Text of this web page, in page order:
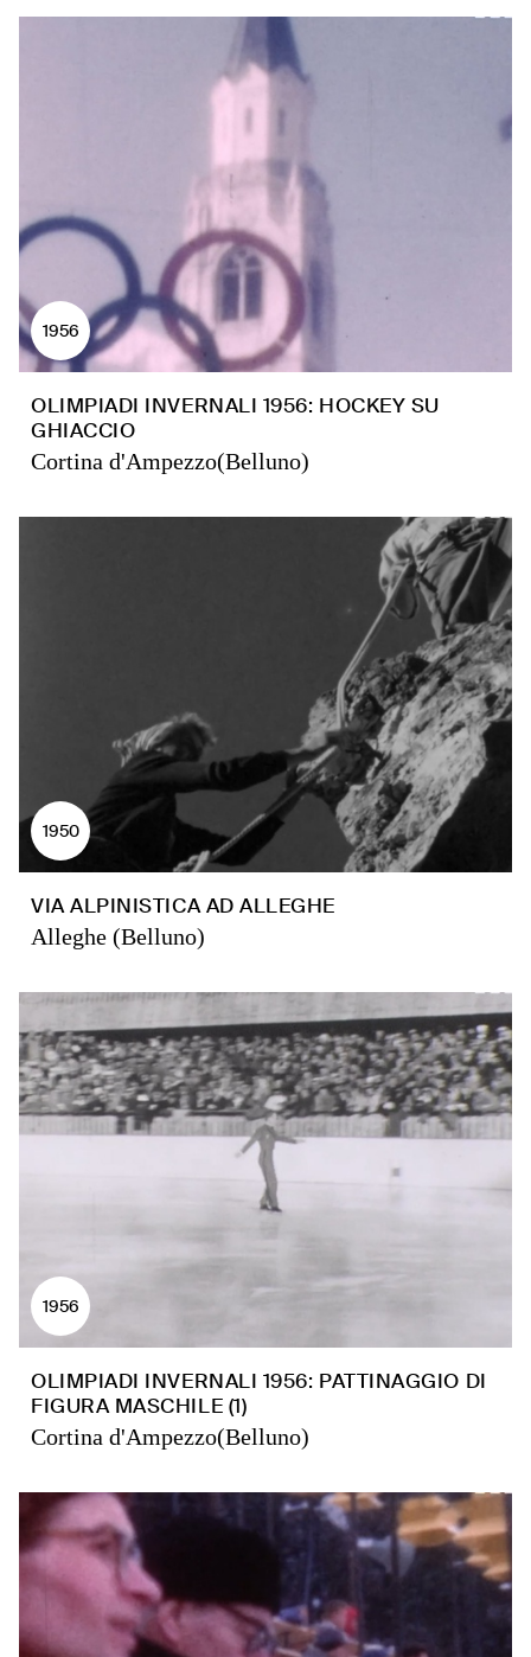
1956
OLIMPIADI INVERNALI 1956: HOCKEY SU
GHIACCIO
Cortina d'Ampezzo(Belluno)
1950
VIA ALPINISTICA AD ALLEGHE
Alleghe (Belluno)
1956
OLIMPIADI INVERNALI 1956: PATTINAGGIO DI
FIGURA MASCHILE (1)
Cortina d'Ampezzo(Belluno)